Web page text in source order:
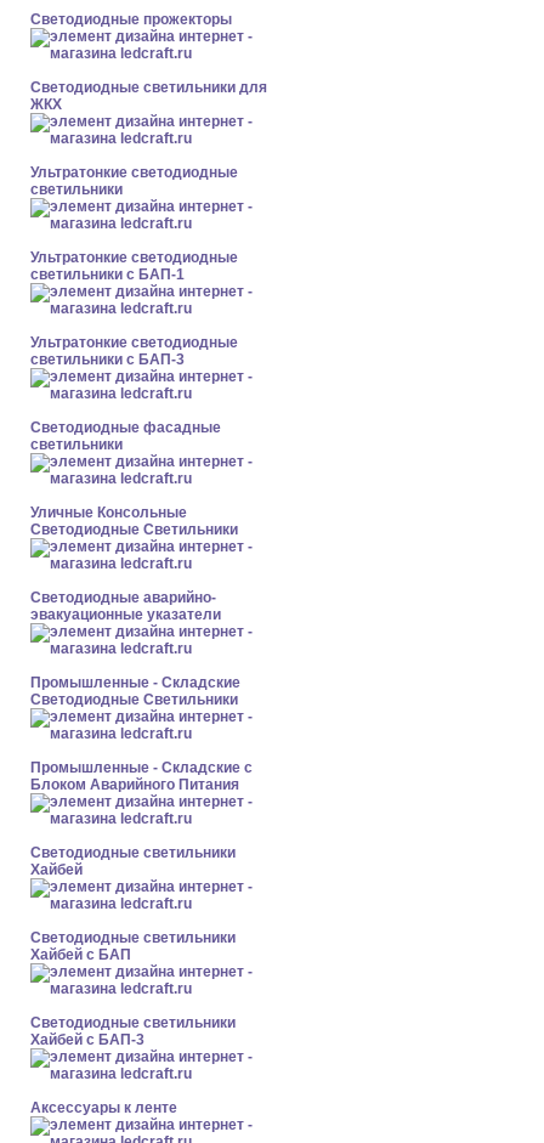
Светодиодные прожекторы
Светодиодные светильники для
ЖКХ
Ультратонкие светодиодные
светильники
Ультратонкие светодиодные
светильники с БАП-1
Ультратонкие светодиодные
светильники с БАП-3
Светодиодные фасадные
светильники
Уличные Консольные
Светодиодные Светильники
Светодиодные аварийно-
эвакуационные указатели
Промышленные - Складские
Светодиодные Светильники
Промышленные - Складские с
Блоком Аварийного Питания
Светодиодные светильники
Хайбей
Светодиодные светильники
Хайбей с БАП
Светодиодные светильники
Хайбей с БАП-3
Аксессуары к ленте